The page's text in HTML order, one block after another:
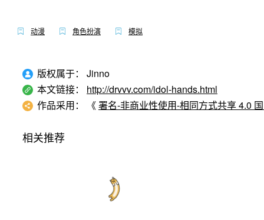
动漫 角色扮演 模拟
版权属于：
Jinno
本文链接：
http://drvvv.com/idol-hands.html
作品采用：
《署名-非商业性使用-相同方式共享 4.0
相关推荐